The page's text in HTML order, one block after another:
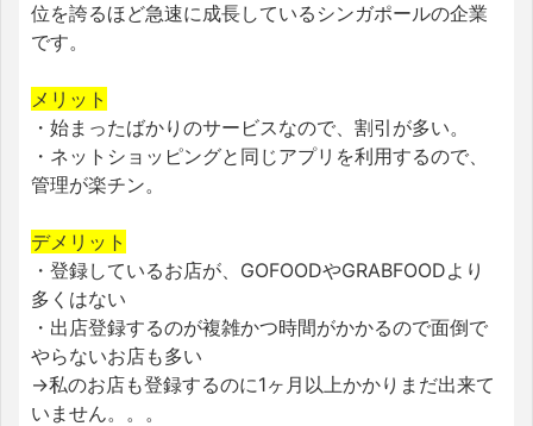
位を誇るほど急速に成長しているシンガポールの企業
です。
メリット
・始まったばかりのサービスなので、割引が多い。
・ネットショッピングと同じアプリを利用するので、
管理が楽チン。
デメリット
・登録しているお店が、GOFOODやGRABFOODより
多くはない
・出店登録するのが複雑かつ時間がかかるので面倒で
やらないお店も多い
→私のお店も登録するのに1ヶ月以上かかりまだ出来て
いません。。。